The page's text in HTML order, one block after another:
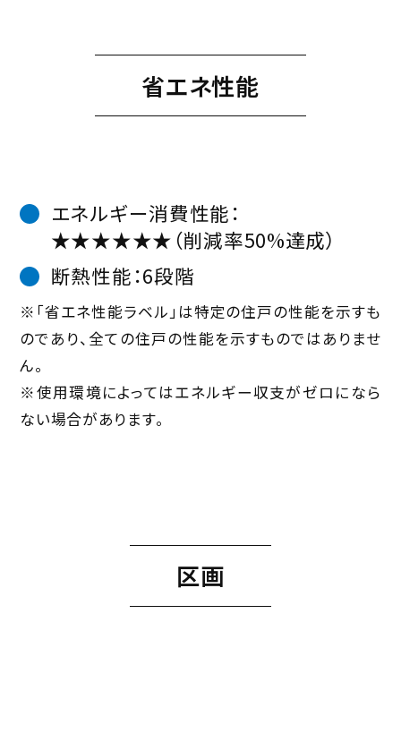
省エネ性能
エネルギー消費性能：
※「省エネ性能ラベル」は特定の住戸の性能を示すも
のであり、全ての住戸の性能を示すものではありませ
ん。
※使用環境によってはエネルギー収支がゼロになら
区画